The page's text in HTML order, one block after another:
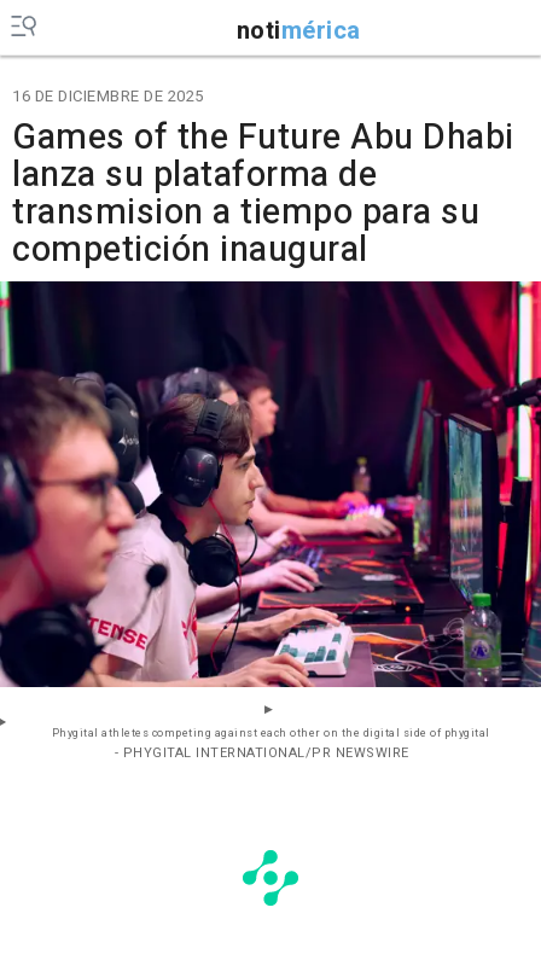
notimérica
16 DE DICIEMBRE DE 2025
Games of the Future Abu Dhabi
lanza su plataforma de
transmision a tiempo para su
competición inaugural
Phygital athletes competing against each other on the digital side of phygital
- PHYGITAL INTERNATIONAL/PR NEWSWIRE